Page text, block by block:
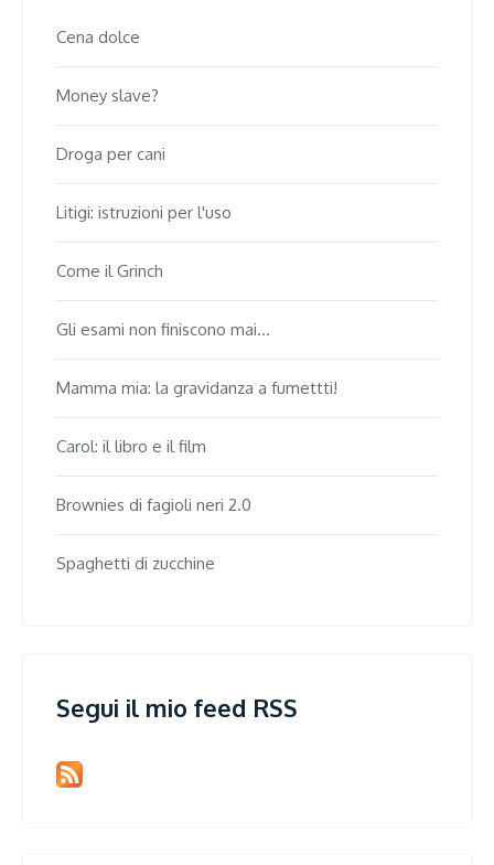
Cena dolce
Money slave?
Droga per cani
Litigi: istruzioni per l'uso
Come il Grinch
Gli esami non finiscono mai...
Mamma mia: la gravidanza a fumettti!
Carol: il libro e il film
Brownies di fagioli neri 2.0
Spaghetti di zucchine
Segui il mio feed RSS